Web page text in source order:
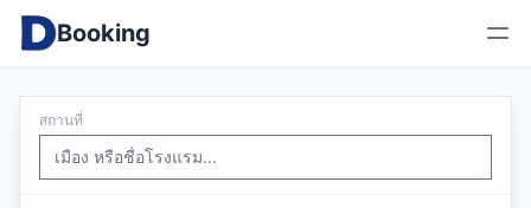
Booking
สถานที่